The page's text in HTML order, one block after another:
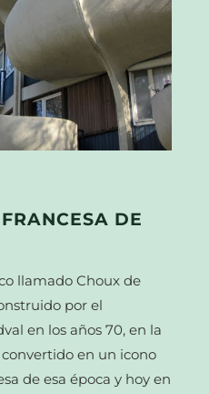
DE
llamado Choux de
por el
en los años 70, en la
en un icono
de esa época y hoy en